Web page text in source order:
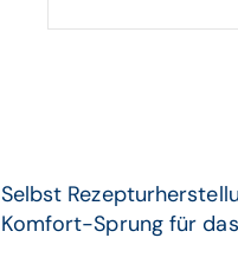
Selbst
Komfort-Sprung für